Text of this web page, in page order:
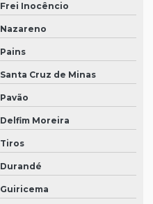
Frei Inocêncio
Nazareno
Pains
Santa Cruz de Minas
Pavão
Delfim Moreira
Tiros
Durandé
Guiricema